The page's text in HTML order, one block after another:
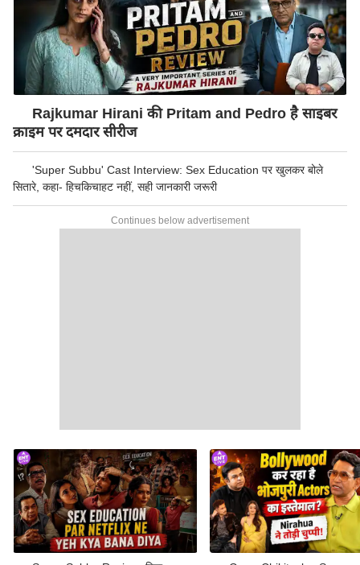
Rajkumar Hirani की Pritam and Pedro है साइबर
क्राइम पर दमदार सीरीज
'Super Subbu' Cast Interview: Sex Education पर खुलकर बोले
सितारे, कहा- हिचकिचाहट नहीं, सही जानकारी जरूरी
Continues below advertisement